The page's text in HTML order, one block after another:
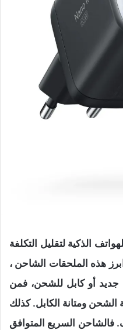
الذكية لتقليل التكلفة
هذه الملحقات الشاحن ،
جديد أو كابل للشحن، فمن
الشحن ومتانة الكابل. كذلك
فالشاحن السريع المتوافق